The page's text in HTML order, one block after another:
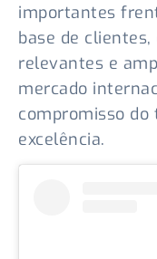
importantes
base de
relevantes e
mercado
compromisso do
excelência.